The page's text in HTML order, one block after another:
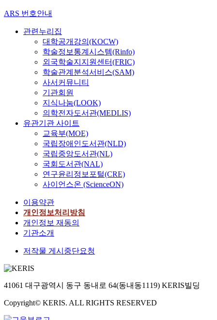
ARS 번호안내
관련누리집
대학공개강의(KOCW)
학술정보통계시스템(Rinfo)
외국학술지지원센터(FRIC)
학술관계분석서비스(SAM)
사서커뮤니티
기관회원
지식나눔(LOOK)
의학전자도서관(MEDLIS)
유관기관 사이트
교육부(MOE)
국립장애인도서관(NLD)
국립중앙도서관(NL)
국회도서관(NAL)
연구윤리정보포털(CRE)
사이언스온 (ScienceON)
이용약관
개인정보처리방침
개인정보 재동의
기관소개
저작물 게시중단요청
41061 대구광역시 동구 동내로 64(동내동1119) KERIS빌딩
Copyright© KERIS. ALL RIGHTS RESERVED